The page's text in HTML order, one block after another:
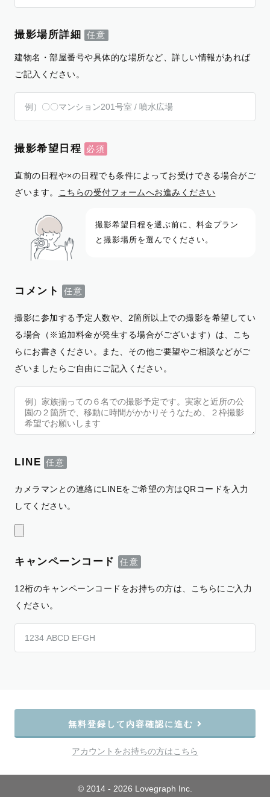
撮影場所詳細
建物名・部屋番号や具体的な場所など、詳しい情報があれば
ご記入ください。
撮影希望日程
直前の日程や×の日程でも条件によってお受けできる場合がご
ざいます。
こちらの受付フォームへお進みください
撮影希望日程を選ぶ前に、料金プラン
と撮影場所を選んでください。
コメント
撮影に参加する予定人数や、2箇所以上での撮影を希望してい
る場合（※追加料金が発生する場合がございます）は、こち
らにお書きください。また、その他ご要望やご相談などがご
ざいましたらご自由にご記入ください。
LINE
カメラマンとの連絡にLINEをご希望の方はQRコードを入力
してください。
キャンペーンコード
12桁のキャンペーンコードをお持ちの方は、こちらにご入力
ください。
無料登録して内容確認に進む
アカウントをお持ちの方はこちら
© 2014 - 2026 Lovegraph Inc.